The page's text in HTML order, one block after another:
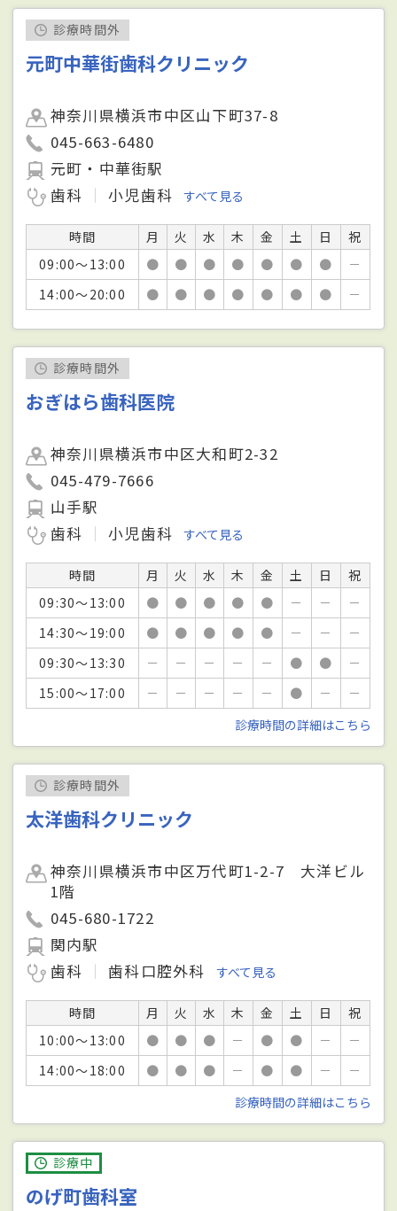
診療時間外
元町中華街歯科クリニック
神奈川県横浜市中区山下町37-8
045-663-6480
元町・中華街駅
歯科
小児歯科 すべて見る
時間 月 火 水 木 金 土 日
祝
09:00～13:00
● ● ● ● ● ● ●
－
14:00～20:00
● ● ● ● ● ● ● －
診療時間外
おぎはら歯科医院
神奈川県横浜市中区大和町2-32
045-479-7666
山手駅
歯科
小児歯科 すべて見る
時間 月 火 水 木 金 土 日
祝
09:30～13:00
● ● ● ● ● － －
－
14:30～19:00
● ● ● ● ● － －
－
09:30～13:30
－ － － － － ● ●
－
15:00～17:00
－ － － － － ● －
－
診療時間の詳細はこちら
診療時間外
太洋歯科クリニック
神奈川県横浜市中区万代町1-2-7 大洋ビル
1階
045-680-1722
関内駅
歯科
歯科口腔外科 すべて見る
時間 月 火 水 木 金 土 日
祝
10:00～13:00
● ● ● － ● ● －
－
14:00～18:00
● ● ● － ● ● －
－
診療時間の詳細はこちら
診療中
のげ町歯科室